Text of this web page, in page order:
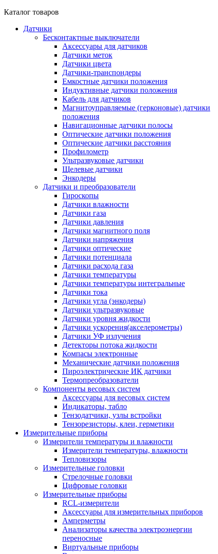
Каталог товаров
Датчики
Бесконтактные выключатели
Аксессуары для датчиков
Датчики меток
Датчики цвета
Датчики-транспондеры
Емкостные датчики положения
Индуктивные датчики положения
Кабель для датчиков
Магнитоуправляемые (герконовые) датчики
положения
Навигационные датчики полосы
Оптические датчики положения
Оптические датчики расстояния
Профилометр
Ультразвуковые датчики
Щелевые датчики
Энкодеры
Датчики и преобразователи
Гироскопы
Датчики влажности
Датчики газа
Датчики давления
Датчики магнитного поля
Датчики напряжения
Датчики оптические
Датчики потенциала
Датчики расхода газа
Датчики температуры
Датчики температуры интегральные
Датчики тока
Датчики угла (энкодеры)
Датчики ультразвуковые
Датчики уровня жидкости
Датчики ускорения(акселерометры)
Датчики УФ излучения
Детекторы потока жидкости
Компасы электронные
Механические датчики положения
Пироэлектрические ИК датчики
Термопреобразователи
Компоненты весовых систем
Аксессуары для весовых систем
Индикаторы, табло
Тензодатчики, узлы встройки
Тензорезисторы, клеи, герметики
Измерительные приборы
Измерители температуры и влажности
Измерители температуры, влажности
Тепловизоры
Измерительные головки
Стрелочные головки
Цифровые головки
Измерительные приборы
RCL-измерители
Аксессуары для измерительных приборов
Амперметры
Анализаторы качества электроэнергии
переносные
Виртуальные приборы